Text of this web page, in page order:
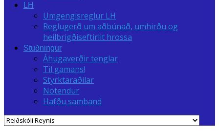
LH
Umgengisreglur LH
Reglugerð um aðbúnað, umhirðu og
heilbrigðiseftirlit hrossa
Stuðningur
Áhugaverðir tenglar
Til gamans!
Styrktaraðilar
Notendur
Hafðu samband